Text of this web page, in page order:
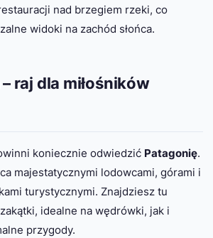
nad brzegiem rzeki, co
widoki na zachód słońca.
raj dla miłośników
koniecznie odwiedzić Patagonię.
majestatycznymi lodowcami, górami i
turystycznymi. Znajdziesz tu
idealne na wędrówki, jak i
przygody.